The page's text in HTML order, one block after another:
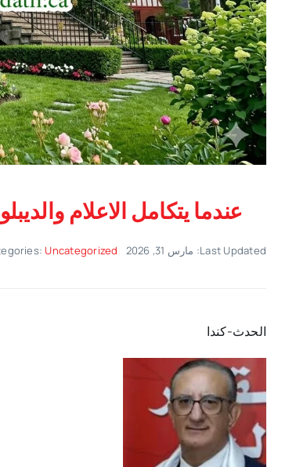
عندما يتكامل الاعلام
Last Updated: مارس 31, 2026 Uncategorized
الحدث-كندا